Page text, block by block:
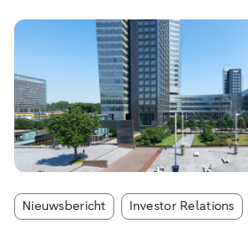
Nieuwsbericht Article tags:
Investor Relations